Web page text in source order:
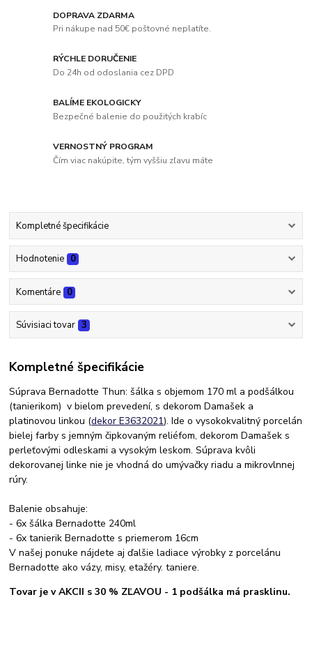
DOPRAVA ZDARMA
Pri nákupe nad 50€ poštovné neplatíte.
RÝCHLE DORUČENIE
Do 24h od odoslania cez DPD
BALÍME EKOLOGICKY
Bezpečné balenie do použitých krabíc
VERNOSTNÝ PROGRAM
Čím viac nakúpite, tým vyššiu zľavu máte
Kompletné špecifikácie
Hodnotenie 0
Komentáre 0
Súvisiaci tovar 3
Kompletné špecifikácie
Súprava Bernadotte Thun: šálka s objemom 170 ml a podšálkou
(tanierikom) v bielom prevedení, s dekorom Damašek a
platinovou linkou (dekor E3632021). Ide o vysokokvalitný porcelán
bielej farby s jemným čipkovaným reliéfom, dekorom Damašek s
perleťovými odleskami a vysokým leskom. Súprava kvôli
dekorovanej linke nie je vhodná do umývačky riadu a mikrovlnnej
rúry.
Balenie obsahuje:
- 6x šálka Bernadotte 240ml
- 6x tanierik Bernadotte s priemerom 16cm
V našej ponuke nájdete aj ďalšie ladiace výrobky z porcelánu
Bernadotte ako vázy, misy, etažéry. taniere.
Tovar je v AKCII s 30 % ZĽAVOU - 1 podšálka má prasklinu.